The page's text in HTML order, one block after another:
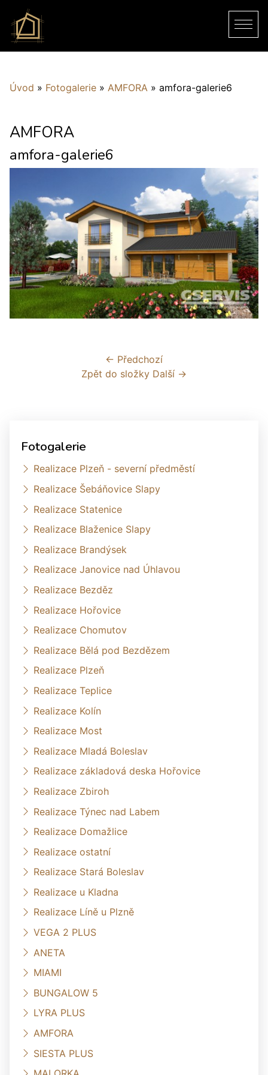
Úvod » Fotogalerie » AMFORA » amfora-galerie6
AMFORA
amfora-galerie6
← Předchozí
Zpět do složky Další →
Fotogalerie
Realizace Plzeň - severní předměstí
Realizace Šebáňovice Slapy
Realizace Statenice
Realizace Blaženice Slapy
Realizace Brandýsek
Realizace Janovice nad Úhlavou
Realizace Bezděz
Realizace Hořovice
Realizace Chomutov
Realizace Bělá pod Bezdězem
Realizace Plzeň
Realizace Teplice
Realizace Kolín
Realizace Most
Realizace Mladá Boleslav
Realizace základová deska Hořovice
Realizace Zbiroh
Realizace Týnec nad Labem
Realizace Domažlice
Realizace ostatní
Realizace Stará Boleslav
Realizace u Kladna
Realizace Líně u Plzně
VEGA 2 PLUS
ANETA
MIAMI
BUNGALOW 5
LYRA PLUS
AMFORA
SIESTA PLUS